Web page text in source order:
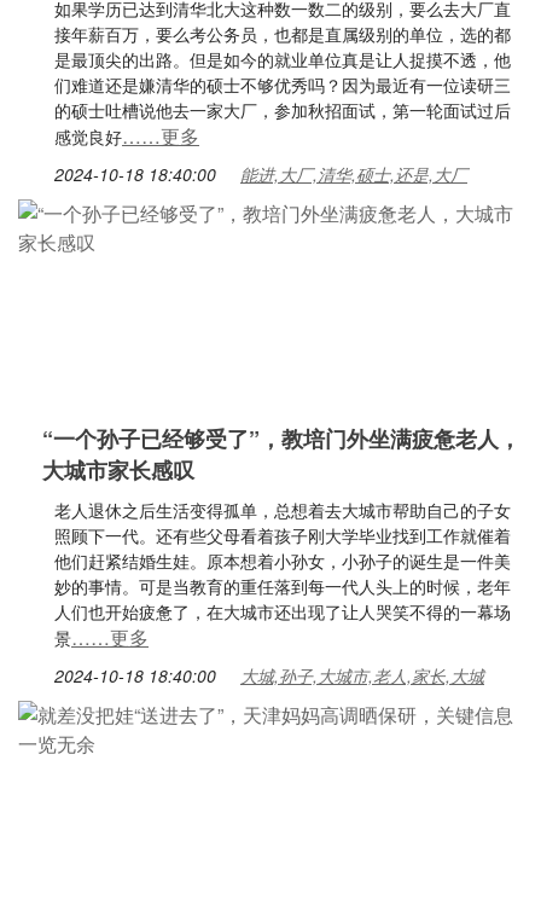
如果学历已达到清华北大这种数一数二的级别，要么去大厂直
接年薪百万，要么考公务员，也都是直属级别的单位，选的都
是最顶尖的出路。但是如今的就业单位真是让人捉摸不透，他
们难道还是嫌清华的硕士不够优秀吗？因为最近有一位读研三
的硕士吐槽说他去一家大厂，参加秋招面试，第一轮面试过后
感觉良好……更多
2024-10-18 18:40:00 能进,大厂,清华,硕士,还是,大厂
“一个孙子已经够受了”，教培门外坐满疲惫老人，
大城市家长感叹
老人退休之后生活变得孤单，总想着去大城市帮助自己的子女
照顾下一代。还有些父母看着孩子刚大学毕业找到工作就催着
他们赶紧结婚生娃。原本想着小孙女，小孙子的诞生是一件美
妙的事情。可是当教育的重任落到每一代人头上的时候，老年
人们也开始疲惫了，在大城市还出现了让人哭笑不得的一幕场
景……更多
2024-10-18 18:40:00 大城,孙子,大城市,老人,家长,大城